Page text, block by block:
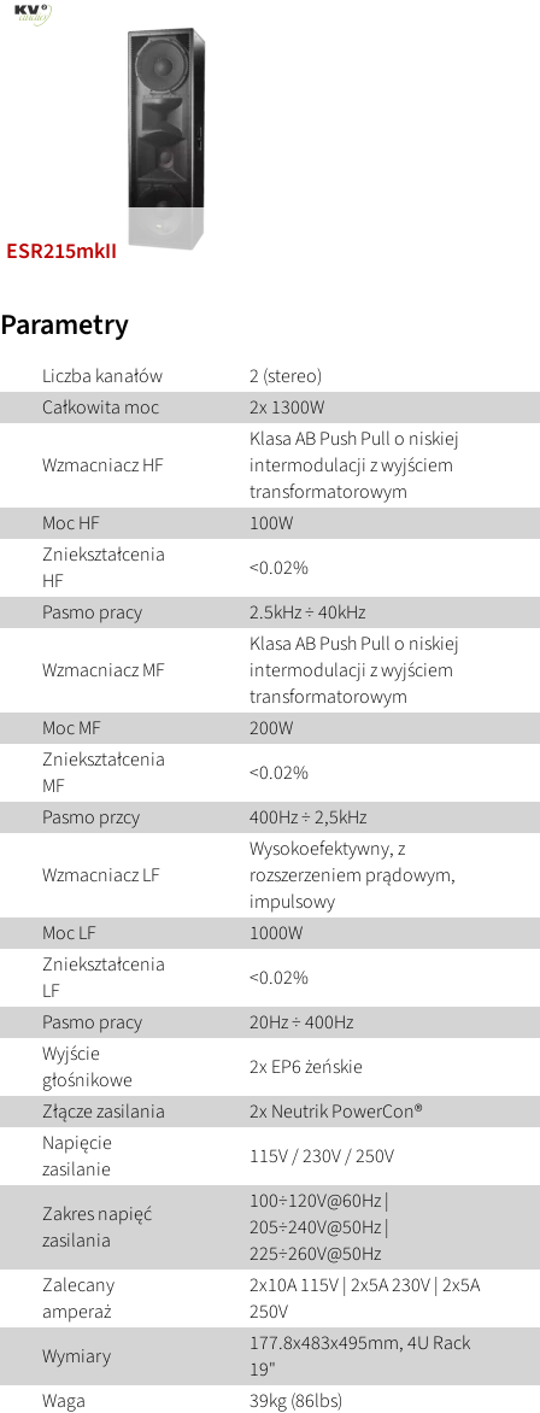
ESR215mkII
Parametry
Liczba kanałów
2 (stereo)
Całkowita moc
2x 1300W
Wzmacniacz HF
Klasa AB Push Pull o niskiej
intermodulacji z wyjściem
transformatorowym
Moc HF
100W
Zniekształcenia
HF
<0.02%
Pasmo pracy
2.5kHz ÷ 40kHz
Wzmacniacz MF
Klasa AB Push Pull o niskiej
intermodulacji z wyjściem
transformatorowym
Moc MF
200W
Zniekształcenia
MF
<0.02%
Pasmo przcy
400Hz ÷ 2,5kHz
Wzmacniacz LF
Wysokoefektywny, z
rozszerzeniem prądowym,
impulsowy
Moc LF
1000W
Zniekształcenia
LF
<0.02%
Pasmo pracy
20Hz ÷ 400Hz
Wyjście
głośnikowe
2x EP6 żeńskie
Złącze zasilania
2x Neutrik PowerCon®
Napięcie
zasilanie
115V / 230V / 250V
Zakres napięć
zasilania
100÷120V@60Hz |
205÷240V@50Hz |
225÷260V@50Hz
Zalecany
amperaż
2x10A 115V | 2x5A 230V | 2x5A
250V
Wymiary
177.8x483x495mm, 4U Rack
19"
Waga
39kg (86lbs)